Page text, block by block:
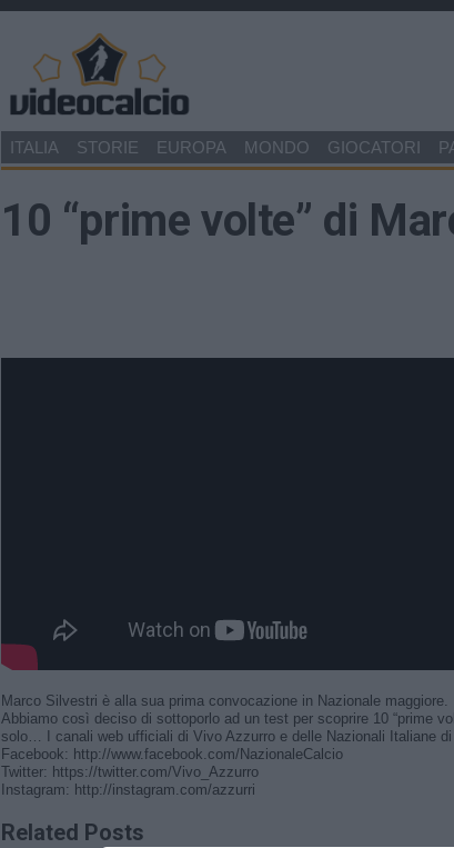
ITALIA STORIE EUROPA MONDO GIOCATORI
10 “prime volte” di
Marco Silvestri è alla sua prima convocazione in Nazionale maggiore.
Abbiamo così deciso di sottoporlo ad un test per scoprire 10 “prime
solo… I canali web ufficiali di Vivo Azzurro e delle Nazionali Italiane
Facebook: http://www.facebook.com/NazionaleCalcio
Twitter: https://twitter.com/Vivo_Azzurro
Instagram: http://instagram.com/azzurri
Related Posts